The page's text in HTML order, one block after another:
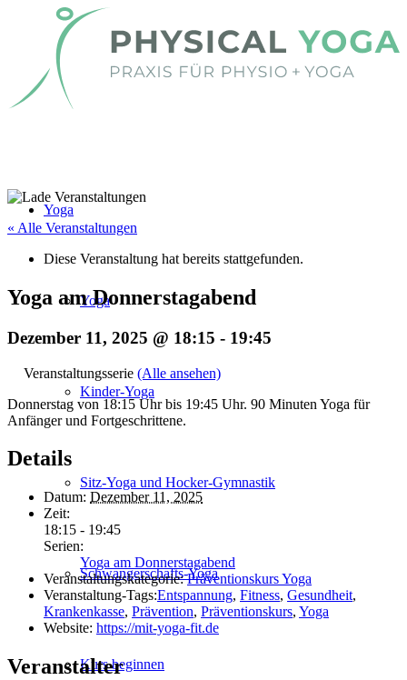
Yoga
Yoga
Kinder-Yoga
Sitz-Yoga und Hocker-Gymnastik
Schwanger­schafts-Yoga
Kurs beginnen
« Alle Veranstaltungen
Diese Veranstaltung hat bereits stattgefunden.
Yoga am Donnerstagabend
Dezember 11, 2025 @ 18:15 - 19:45
Veranstaltungsserie (Alle ansehen)
Donnerstag von 18:15 Uhr bis 19:45 Uhr. 90 Minuten Yoga für
Anfänger und Fortgeschrittene.
Details
Datum: Dezember 11, 2025
Zeit:
18:15 - 19:45
Serien:
Yoga am Donnerstagabend
Veranstaltungskategorie: Präventionskurs Yoga
Veranstaltung-Tags:Entspannung, Fitness, Gesundheit,
Krankenkasse, Prävention, Präventionskurs, Yoga
Website: https://mit-yoga-fit.de
Veranstalter